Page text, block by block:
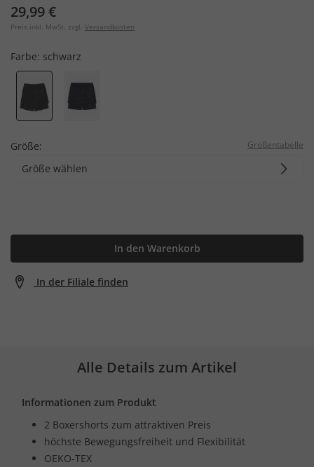
29,99 €
Preis inkl. MwSt. zzgl. Versandkosten
Farbe: schwarz
Größe: Größentabelle
Größe wählen
In den Warenkorb
In der Filiale finden
Alle Details zum Artikel
Informationen zum Produkt
2 Boxershorts zum attraktiven Preis
höchste Bewegungsfreiheit und Flexibilität
OEKO-TEX